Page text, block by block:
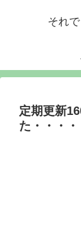
それ
定期更新
た・・・・